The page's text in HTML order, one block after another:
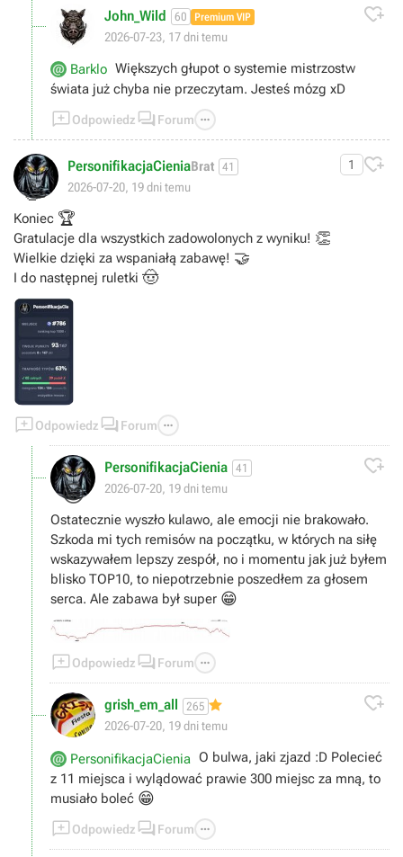
John_Wild 60 Premium VIP
2026-07-23, 17 dni temu

Barklo Większych głupot o systemie mistrzostw
świata już chyba nie przeczytam. Jesteś mózg xD
Odpowiedz  Forum 
🥳
PersonifikacjaCieniaBrat 41
2026-07-20, 19 dni temu
1 
Koniec 🏆
Gratulacje dla wszystkich zadowolonych z wyniku! 👏
Wielkie dzięki za wspaniałą zabawę! 🤝
I do następnej ruletki 🤠
Odpowiedz  Forum 
😁
PersonifikacjaCienia 41
2026-07-20, 19 dni temu

Ostatecznie wyszło kulawo, ale emocji nie brakowało.
Szkoda mi tych remisów na początku, w których na siłę
wskazywałem lepszy zespół, no i momentu jak już byłem
blisko TOP10, to niepotrzebnie poszedłem za głosem
serca. Ale zabawa był super 😁
Odpowiedz  Forum 
grish_em_all 265
2026-07-20, 19 dni temu

PersonifikacjaCienia O bulwa, jaki zjazd :D Polecieć
z 11 miejsca i wylądować prawie 300 miejsc za mną, to
musiało boleć 😁
Odpowiedz  Forum 